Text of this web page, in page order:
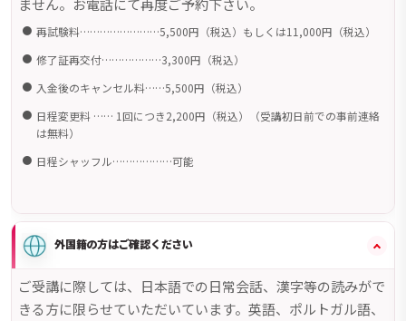
ません。お電話にて再度ご予約下さい。
再試験料……………………5,500円（税込）もしくは11,000円（税込）
修了証再交付………………3,300円（税込）
入金後のキャンセル料……5,500円（税込）
日程変更料 …… 1回につき2,200円（税込）（受講初日前での事前連絡
は無料）
日程シャッフル………………可能
外国籍の方はご確認ください
ご受講に際しては、日本語での日常会話、漢字等の読みがで
きる方に限らせていただいています。英語、ポルトガル語、